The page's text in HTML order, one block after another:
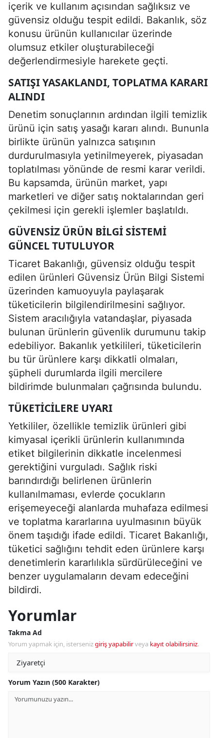
içerik ve kullanım açısından sağlıksız ve
güvensiz olduğu tespit edildi. Bakanlık, söz
konusu ürünün kullanıcılar üzerinde
olumsuz etkiler oluşturabileceği
değerlendirmesiyle harekete geçti.
SATIŞI YASAKLANDI, TOPLATMA KARARI
ALINDI
Denetim sonuçlarının ardından ilgili temizlik
ürünü için satış yasağı kararı alındı. Bununla
birlikte ürünün yalnızca satışının
durdurulmasıyla yetinilmeyerek, piyasadan
toplatılması yönünde de resmi karar verildi.
Bu kapsamda, ürünün market, yapı
marketleri ve diğer satış noktalarından geri
çekilmesi için gerekli işlemler başlatıldı.
GÜVENSIZ ÜRÜN BILGI SISTEMI
GÜNCEL TUTULUYOR
Ticaret Bakanlığı, güvensiz olduğu tespit
edilen ürünleri Güvensiz Ürün Bilgi Sistemi
üzerinden kamuoyuyla paylaşarak
tüketicilerin bilgilendirilmesini sağlıyor.
Sistem aracılığıyla vatandaşlar, piyasada
bulunan ürünlerin güvenlik durumunu takip
edebiliyor. Bakanlık yetkilileri, tüketicilerin
bu tür ürünlere karşı dikkatli olmaları,
şüpheli durumlarda ilgili mercilere
bildirimde bulunmaları çağrısında bulundu.
TÜKETICILERE UYARI
Yetkililer, özellikle temizlik ürünleri gibi
kimyasal içerikli ürünlerin kullanımında
etiket bilgilerinin dikkatle incelenmesi
gerektiğini vurguladı. Sağlık riski
barındırdığı belirlenen ürünlerin
kullanılmaması, evlerde çocukların
erişemeyeceği alanlarda muhafaza edilmesi
ve toplatma kararlarına uyulmasının büyük
önem taşıdığı ifade edildi. Ticaret Bakanlığı,
tüketici sağlığını tehdit eden ürünlere karşı
denetimlerin kararlılıkla sürdürüleceğini ve
benzer uygulamaların devam edeceğini
bildirdi.
Yorumlar
Takma Ad
Yorum yapmak için, istersenizgiriş yapabilirveya kayıt olabilirsiniz.
Yorum Yazın (500 Karakter)